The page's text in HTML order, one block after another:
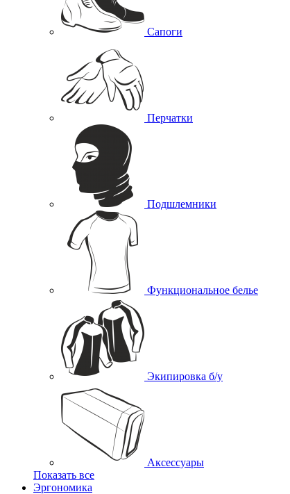
Сапоги
Перчатки
Подшлемники
Функциональное белье
Экипировка б/у
Аксессуары
Показать все
Эргономика